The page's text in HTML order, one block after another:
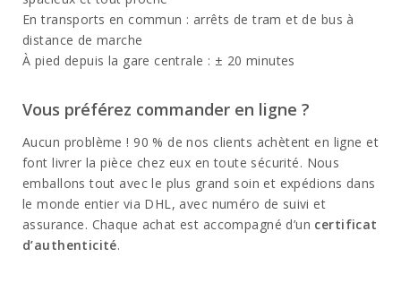
En transports en commun : arrêts de tram et de bus à
distance de marche
À pied depuis la gare centrale : ± 20 minutes
Vous préférez commander en ligne ?
Aucun problème ! 90 % de nos clients achètent en ligne et
font livrer la pièce chez eux en toute sécurité. Nous
emballons tout avec le plus grand soin et expédions dans
le monde entier via DHL, avec numéro de suivi et
assurance. Chaque achat est accompagné d’un certificat
d’authenticité.